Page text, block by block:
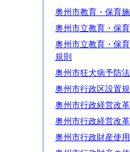
奥州市教育・保育
奥州市立教育・保
奥州市立教育・保
規則
奥州市狂犬病予防
奥州市行政区設置
奥州市行政経営改
奥州市行政経営改
奥州市行政財産使